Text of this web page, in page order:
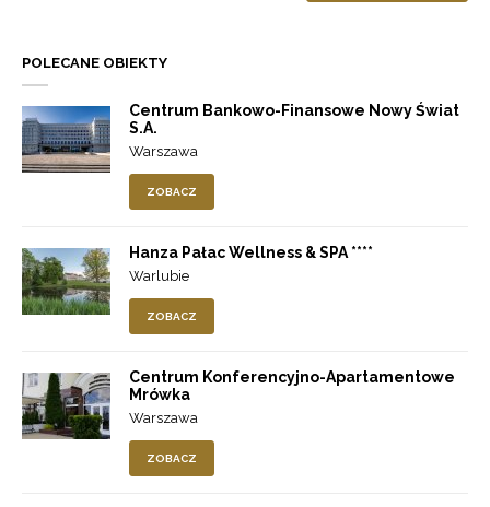
POLECANE OBIEKTY
Centrum Bankowo-Finansowe Nowy Świat
S.A.
Warszawa
ZOBACZ
Hanza Pałac Wellness & SPA ****
Warlubie
ZOBACZ
Centrum Konferencyjno-Apartamentowe
Mrówka
Warszawa
ZOBACZ